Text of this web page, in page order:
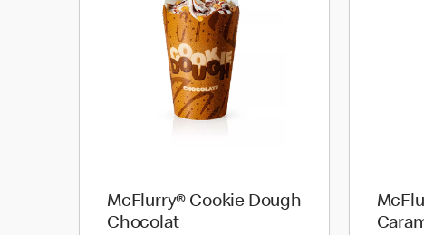
McFlurry® Cookie Dough
Chocolat